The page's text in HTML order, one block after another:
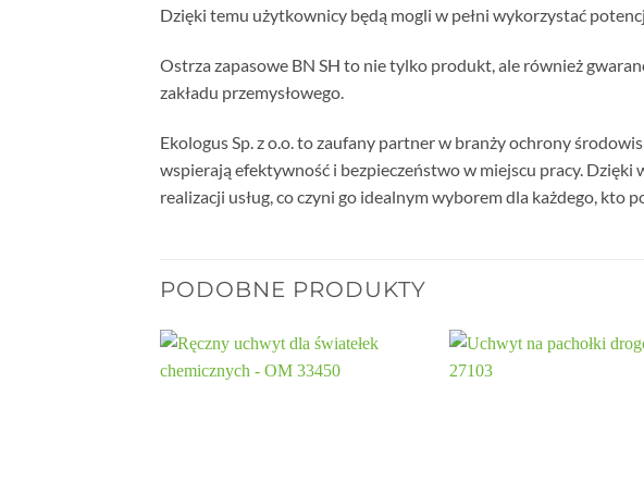
Dzięki temu użytkownicy będą mogli w pełni wykorzystać
Ostrza zapasowe BN SH to nie tylko produkt, ale również
zakładu przemysłowego.
Ekologus Sp. z o.o. to zaufany partner w branży ochrony
wspierają efektywność i bezpieczeństwo w miejscu pracy.
realizacji usług, co czyni go idealnym wyborem dla każdego,
PODOBNE PRODUKTY